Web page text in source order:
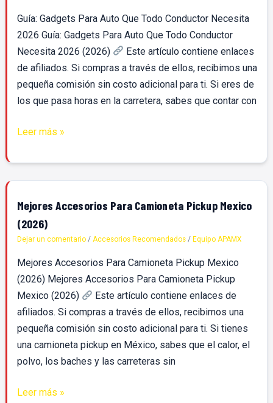
Guía: Gadgets Para Auto Que Todo Conductor Necesita
2026 Guía: Gadgets Para Auto Que Todo Conductor
Necesita 2026 (2026)
Este artículo contiene enlaces
de afiliados. Si compras a través de ellos, recibimos una
pequeña comisión sin costo adicional para ti. Si eres de
los que pasa horas en la carretera, sabes que contar con
Que
Todo
Conductor
Necesita
2026
(2026)
Leer más »
Mejores Accesorios Para Camioneta Pickup Mexico
(2026)
Dejar un comentario / Accesorios Recomendados/ Equipo APAMX
Mejores Accesorios Para Camioneta Pickup Mexico
(2026) Mejores Accesorios Para Camioneta Pickup
Mexico (2026)
Este artículo contiene enlaces de
afiliados. Si compras a través de ellos, recibimos una
pequeña comisión sin costo adicional para ti. Si tienes
una camioneta pickup en México, sabes que el calor, el
polvo, los baches y las carreteras sin
Mejores
Accesorios
Para
Pickup
Mexico
(2026)
Leer más »